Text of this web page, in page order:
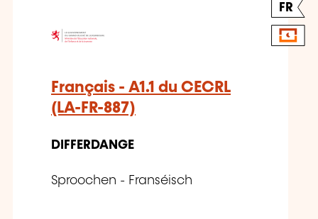
FR
Français - A1.1 du CECRL
(LA-FR-887)
DIFFERDANGE
Sproochen - Franséisch